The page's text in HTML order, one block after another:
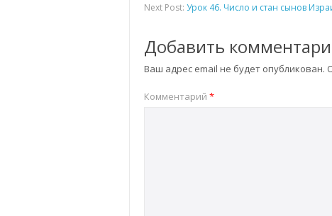
Next Post: Урок 46. Число и стан сынов
Добавить
Ваш адрес email не будет опубликован.
Комментарий *